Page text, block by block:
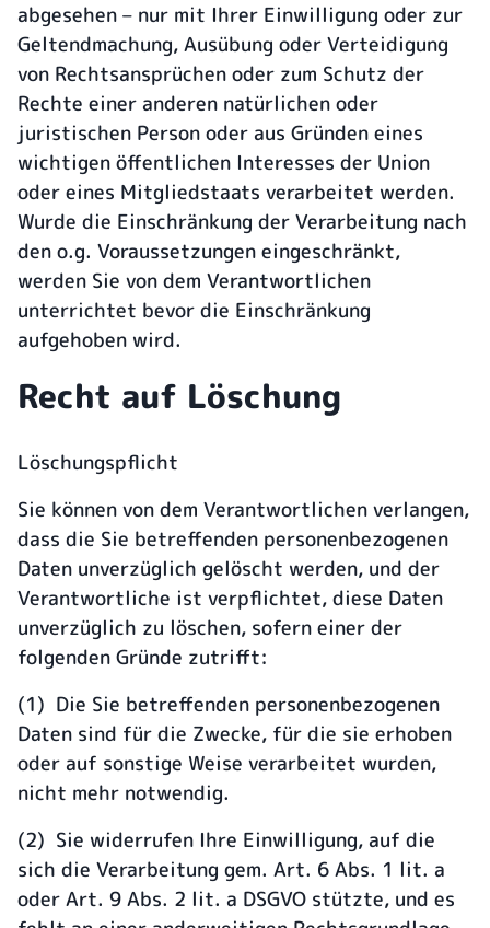
abgesehen – nur mit Ihrer Einwilligung oder zur
Geltendmachung, Ausübung oder Verteidigung
von Rechtsansprüchen oder zum Schutz der
Rechte einer anderen natürlichen oder
juristischen Person oder aus Gründen eines
wichtigen öffentlichen Interesses der Union
oder eines Mitgliedstaats verarbeitet werden.
Wurde die Einschränkung der Verarbeitung nach
den o.g. Voraussetzungen eingeschränkt,
werden Sie von dem Verantwortlichen
unterrichtet bevor die Einschränkung
aufgehoben wird.
Recht auf Löschung
Löschungspflicht
Sie können von dem Verantwortlichen verlangen,
dass die Sie betreffenden personenbezogenen
Daten unverzüglich gelöscht werden, und der
Verantwortliche ist verpflichtet, diese Daten
unverzüglich zu löschen, sofern einer der
folgenden Gründe zutrifft:
(1) Die Sie betreffenden personenbezogenen
Daten sind für die Zwecke, für die sie erhoben
oder auf sonstige Weise verarbeitet wurden,
nicht mehr notwendig.
(2) Sie widerrufen Ihre Einwilligung, auf die
sich die Verarbeitung gem. Art. 6 Abs. 1 lit. a
oder Art. 9 Abs. 2 lit. a DSGVO stützte, und es